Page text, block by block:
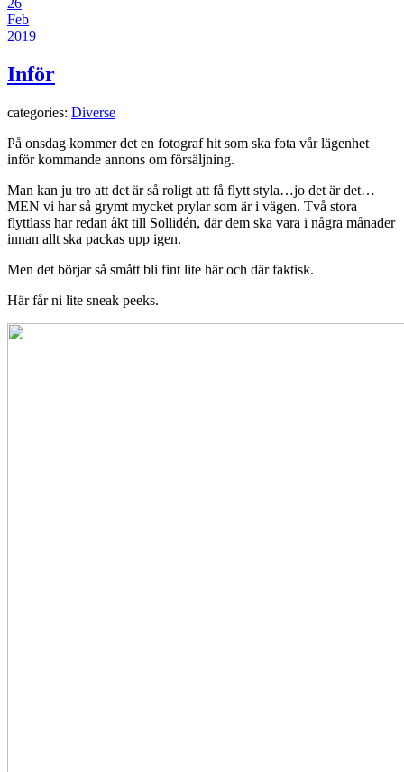
26
Feb
2019
Inför
categories: Diverse
På onsdag kommer det en fotograf hit som ska fota vår lägenhet
inför kommande annons om försäljning.
Man kan ju tro att det är så roligt att få flytt styla…jo det är det…
MEN vi har så grymt mycket prylar som är i vägen. Två stora
flyttlass har redan åkt till Sollidén, där dem ska vara i några månader
innan allt ska packas upp igen.
Men det börjar så smått bli fint lite här och där faktisk.
Här får ni lite sneak peeks.